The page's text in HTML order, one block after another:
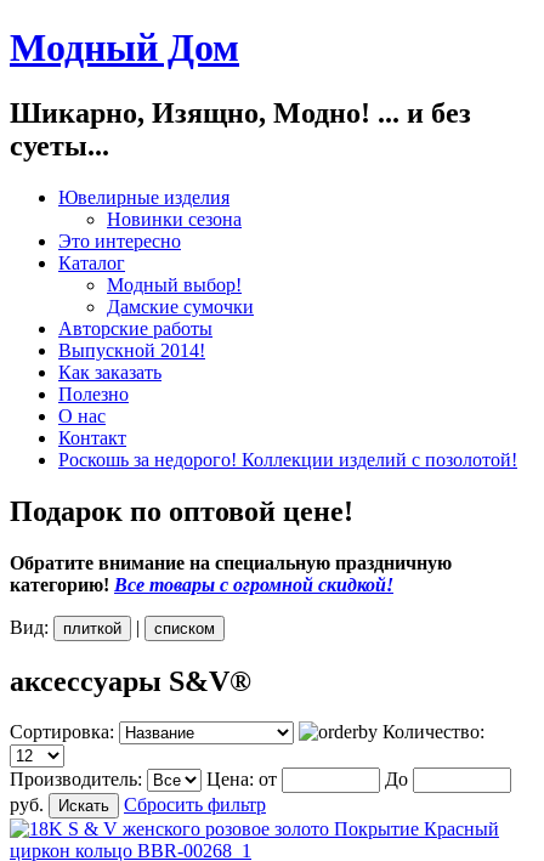
Модный Дом
Шикарно, Изящно, Модно! ... и без
суеты...
Ювелирные изделия
Новинки сезона
Это интересно
Каталог
Модный выбор!
Дамские сумочки
Авторские работы
Выпускной 2014!
Как заказать
Полезно
О нас
Контакт
Роскошь за недорого! Коллекции изделий с позолотой!
Подарок по оптовой цене!
Обратите внимание на специальную праздничную
категорию! Все товары с огромной скидкой!
Вид: плиткой | списком
аксессуары S&V®
Сортировка: Количество:
Производитель: Цена: от
До
руб.
Сбросить фильтр